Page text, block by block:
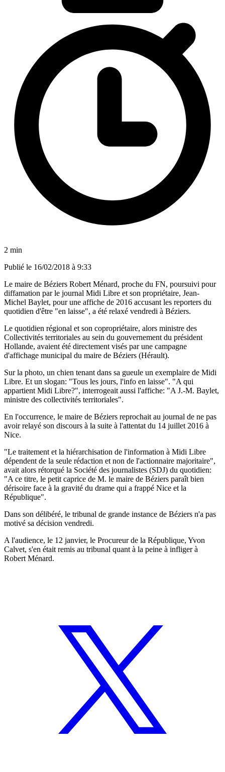
2 min
Publié le 16/02/2018 à 9:33
Le maire de Béziers Robert Ménard, proche du FN, poursuivi pour
diffamation par le journal Midi Libre et son propriétaire, Jean-
Michel Baylet, pour une affiche de 2016 accusant les reporters du
quotidien d'être "en laisse", a été relaxé vendredi à Béziers.
Le quotidien régional et son copropriétaire, alors ministre des
Collectivités territoriales au sein du gouvernement du président
Hollande, avaient été directement visés par une campagne
d'affichage municipal du maire de Béziers (Hérault).
Sur la photo, un chien tenant dans sa gueule un exemplaire de Midi
Libre. Et un slogan: "Tous les jours, l'info en laisse". "A qui
appartient Midi Libre?", interrogeait aussi l'affiche: "A J.-M. Baylet,
ministre des collectivités territoriales".
En l'occurrence, le maire de Béziers reprochait au journal de ne pas
avoir relayé son discours à la suite à l'attentat du 14 juillet 2016 à
Nice.
"Le traitement et la hiérarchisation de l'information à Midi Libre
dépendent de la seule rédaction et non de l'actionnaire majoritaire",
avait alors rétorqué la Société des journalistes (SDJ) du quotidien:
"A ce titre, le petit caprice de M. le maire de Béziers paraît bien
dérisoire face à la gravité du drame qui a frappé Nice et la
République".
Dans son délibéré, le tribunal de grande instance de Béziers n'a pas
motivé sa décision vendredi.
A l'audience, le 12 janvier, le Procureur de la République, Yvon
Calvet, s'en était remis au tribunal quant à la peine à infliger à
Robert Ménard.